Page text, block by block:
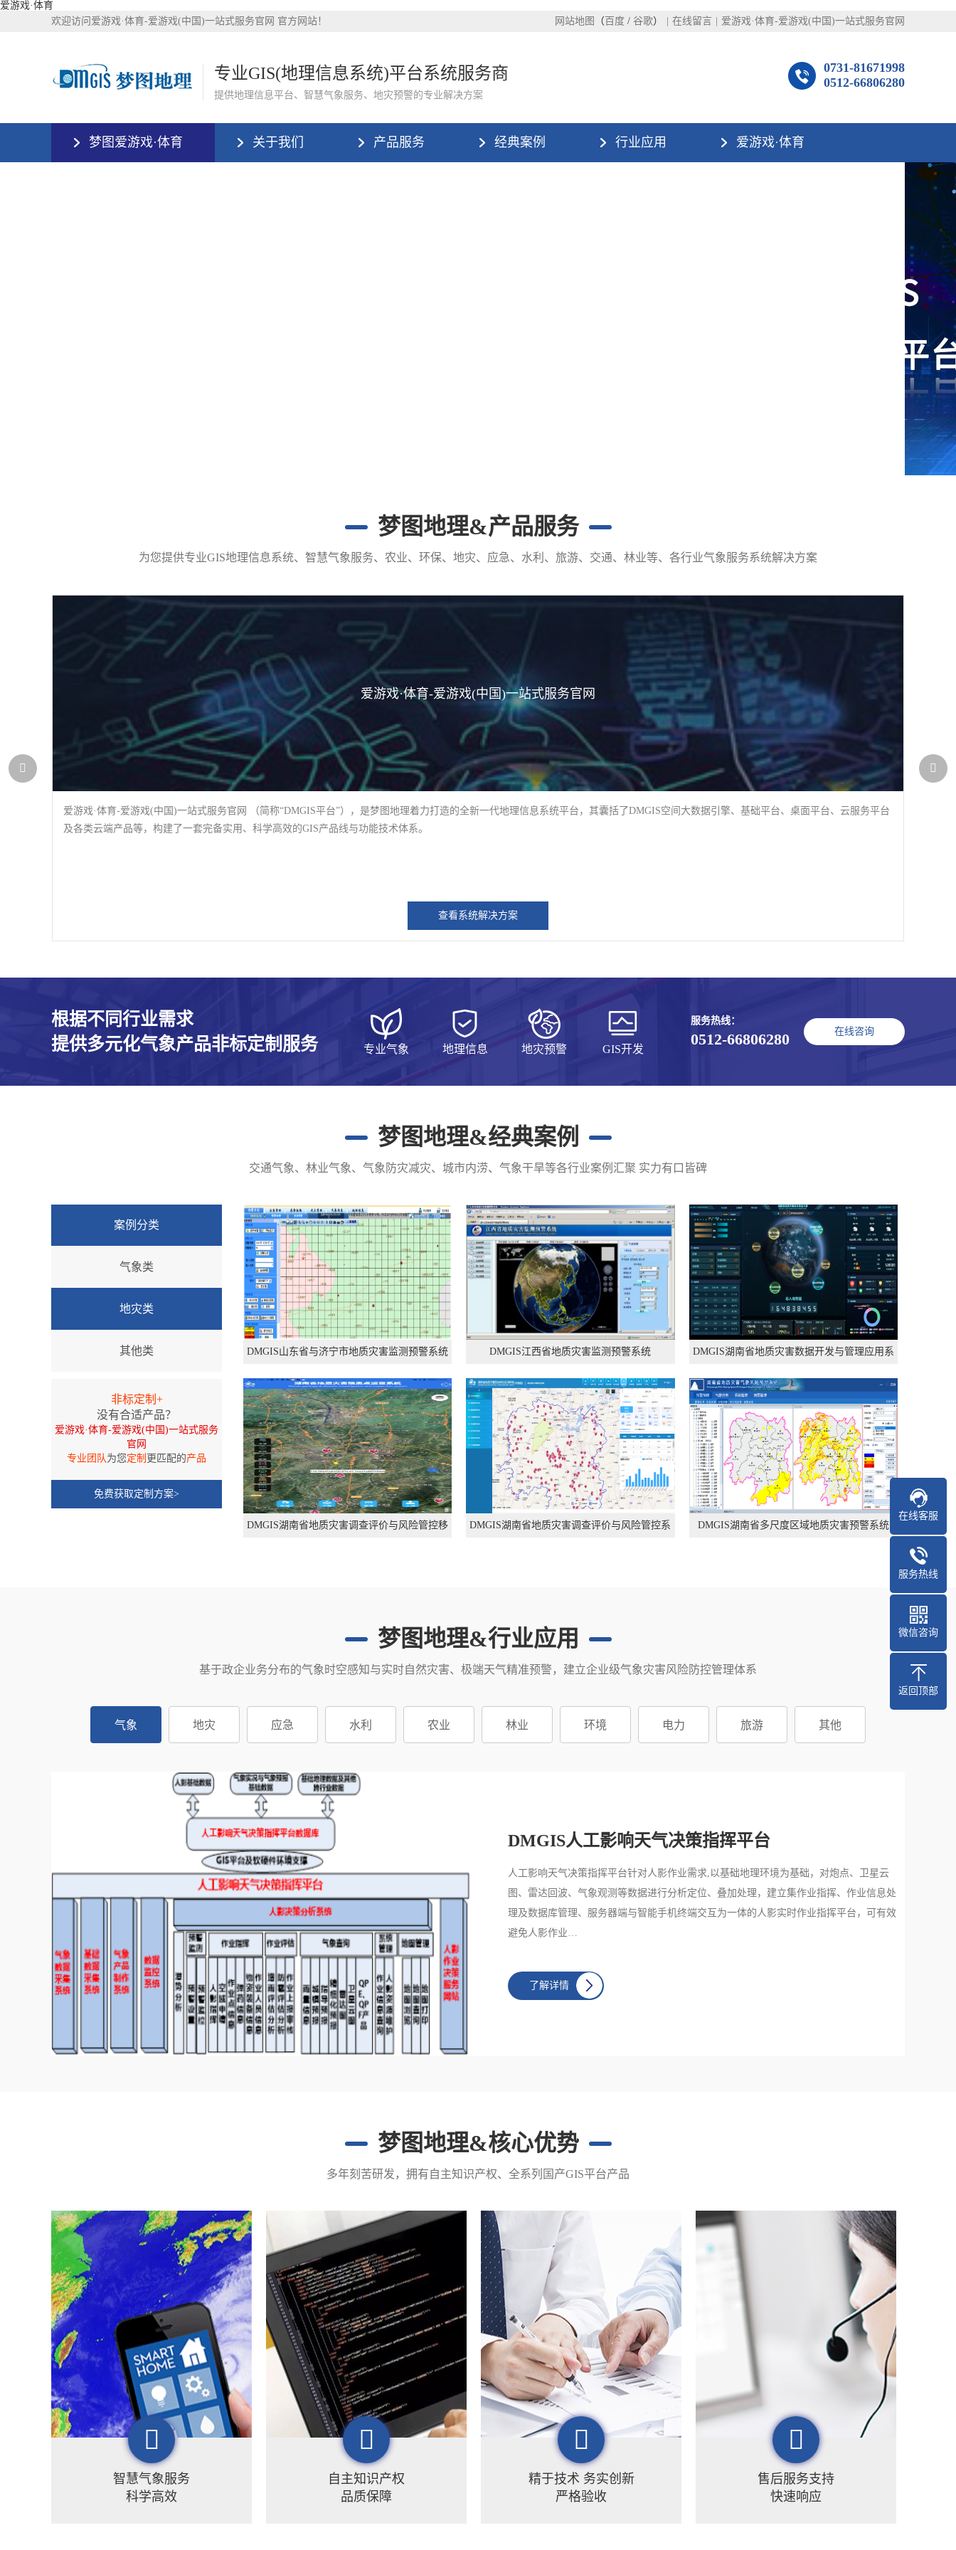
爱游戏·体育
欢迎访问爱游戏·体育-爱游戏(中国)一站式服务官网 官方网站！
网站地图 （ 百度 / 谷歌） 在线留言 爱游戏·体育-爱游戏(中国)一站式服务官网
专业GIS(地理信息系统)平台系统服务商
提供地理信息平台、智慧气象服务、地灾预警的专业解决方案
0731-81671998
0512-66806280
梦图爱游戏·体育 关于我们 产品服务 经典案例 行业应用 爱游戏·体育
梦图地理&产品服务
为您提供专业GIS地理信息系统、智慧气象服务、农业、环保、地灾、应急、水利、旅游、交通、林业等、各行业气象服务系统解决方案
爱游戏·体育-爱游戏(中国)一站式服务官网
爱游戏·体育-爱游戏(中国)一站式服务官网 （简称“DMGIS平台”），是梦图地理着力打造的全新一代地理信息系统平台，其囊括了DMGIS空间大数据引擎、基础平台、桌面平台、云服务平台
及各类云端产品等，构建了一套完备实用、科学高效的GIS产品线与功能技术体系。
查看系统解决方案
根据不同行业需求
提供多元化气象产品非标定制服务
专业气象 地理信息 地灾预警 GIS开发
服务热线：
0512-66806280 在线咨询
梦图地理&经典案例
交通气象、林业气象、气象防灾减灾、城市内涝、气象干旱等各行业案例汇聚 实力有口皆碑
案例分类
气象类
地灾类
其他类
非标定制+
没有合适产品？
爱游戏·体育-爱游戏(中国)一站式服务
官网
专业团队为您定制 更匹配的产品
免费获取定制方案>
DMGIS山东省与济宁市地质灾害监测预警系统 DMGIS江西省地质灾害监测预警系统 DMGIS湖南省地质灾害数据开发与管理应用系
统
DMGIS湖南省地质灾害调查评价与风险管控移 DMGIS湖南省地质灾害调查评价与风险管控系 DMGIS湖南省多尺度区域地质灾害预警系统
梦图地理&行业应用
基于政企业务分布的气象时空感知与实时自然灾害、极端天气精准预警，建立企业级气象灾害风险防控管理体系
气象 地灾 应急 水利 农业 林业 环境 电力 旅游 其他
DMGIS人工影响天气决策指挥平台
人工影响天气决策指挥平台针对人影作业需求,以基础地理环境为基础，对炮点、卫星云
图、雷达回波、气象观测等数据进行分析定位、叠加处理，建立集作业指挥、作业信息处
理及数据库管理、服务器端与智能手机终端交互为一体的人影实时作业指挥平台，可有效
避免人影作业…
了解详情
梦图地理&核心优势
多年刻苦研发，拥有自主知识产权、全系列国产GIS平台产品
智慧气象服务
科学高效
自主知识产权
品质保障
精于技术 务实创新
严格验收
售后服务支持
快速响应
在线客服
服务热线
微信咨询
返回顶部